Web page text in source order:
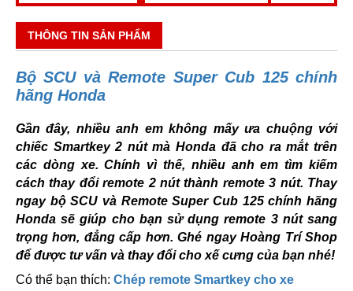
THÔNG TIN SẢN PHẨM
Bộ SCU và Remote Super Cub 125 chính
hãng Honda
Gần đây, nhiều anh em không mấy ưa chuộng với
chiếc Smartkey 2 nút mà Honda đã cho ra mắt trên
các dòng xe. Chính vì thế, nhiều anh em tìm kiếm
cách thay đổi remote 2 nút thành remote 3 nút. Thay
ngay bộ SCU và Remote Super Cub 125 chính hãng
Honda sẽ giúp cho bạn sử dụng remote 3 nút sang
trọng hơn, đẳng cấp hơn. Ghé ngay Hoàng Trí Shop
để được tư vấn và thay đổi cho xế cưng của bạn nhé!
Có thể bạn thích: Chép remote Smartkey cho xe